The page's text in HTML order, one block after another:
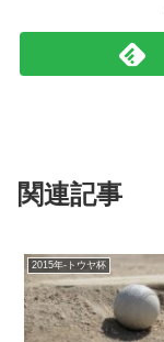
関連記事
2015年-トウヤ杯